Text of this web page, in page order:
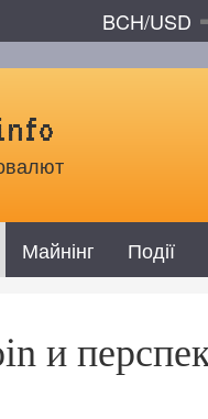
BCH/USD
Майнінг Події
и